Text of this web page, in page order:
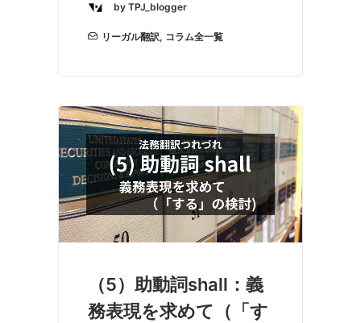
by TPJ_blogger
リーガル翻訳, コラム全一覧
（5）助動詞shall：義
務表現を求めて（「す